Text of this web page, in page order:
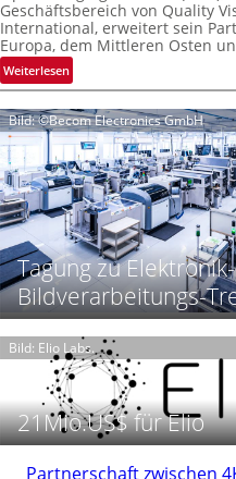
p
e
c
t
r
a
l
N
e
w
s
‘
n
a
l
V
i
s
i
n
N
i
g
h
t
2
0
2
6
i
n
e
-
v
e
n
t
z
u
r
T
e
m
o
g
r
a
f
i
Geschäftsbereich von Quality
International, erweitert sein
Europa, dem Mittleren Osten
Weiterlesen:
O
G
P
t
ä
r
k
t
P
r
ä
s
e
n
z
i
n
Bild: ©Becom Electronics GmbH
Tagung zu
Bildverarbeitungs-
Bild: Elio Labs.
21Mio.US$ für Elio
Partnerschaft zwischen